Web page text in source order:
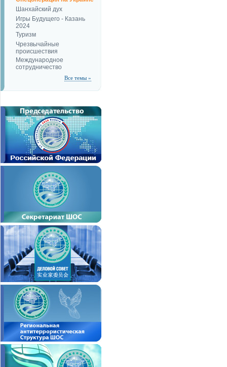
Шанхайский дух
Игры Будущего - Казань
2024
Туризм
Чрезвычайные
происшествия
Международное
сотрудничество
Все темы »